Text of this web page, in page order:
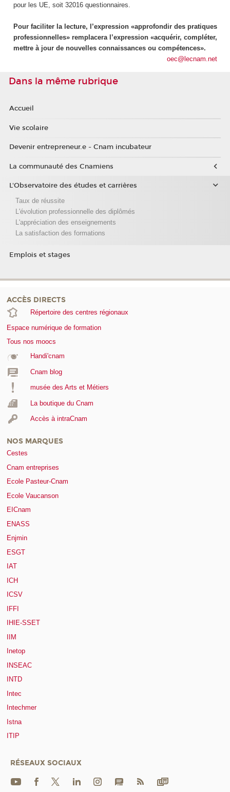
pour les UE, soit 32016 questionnaires.
Pour faciliter la lecture, l’expression «approfondir des pratiques
professionnelles» remplacera l’expression «acquérir, compléter,
mettre à jour de nouvelles connaissances ou compétences».
oec@lecnam.net
Dans la même rubrique
Accueil
Vie scolaire
Devenir entrepreneur.e - Cnam incubateur
La communauté des Cnamiens
L'Observatoire des études et carrières
Taux de réussite
L'évolution professionnelle des diplômés
L'appréciation des enseignements
La satisfaction des formations
Emplois et stages
ACCÈS DIRECTS
Répertoire des centres régionaux
Espace numérique de formation
Tous nos moocs
Handi'cnam
Cnam blog
musée des Arts et Métiers
La boutique du Cnam
Accès à intraCnam
NOS MARQUES
Cestes
Cnam entreprises
Ecole Pasteur-Cnam
Ecole Vaucanson
EICnam
ENASS
Enjmin
ESGT
IAT
ICH
ICSV
IFFI
IHIE-SSET
IIM
Inetop
INSEAC
INTD
Intec
Intechmer
Istna
ITIP
RÉSEAUX SOCIAUX